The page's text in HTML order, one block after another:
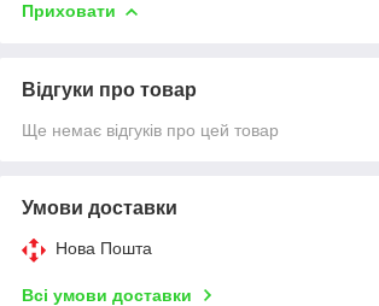
Приховати
Відгуки про товар
Ще немає відгуків про цей товар
Умови доставки
Нова Пошта
Всі умови доставки